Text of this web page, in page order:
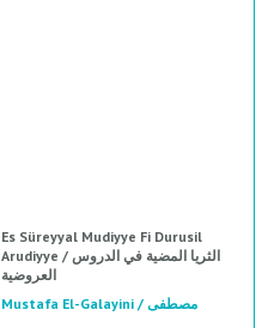
Es Süreyyal Mudiyye Fi Durusil
Arudiyye / الثريا المضية في الدروس
العروضية
Mustafa El-Galayini / مصطفى